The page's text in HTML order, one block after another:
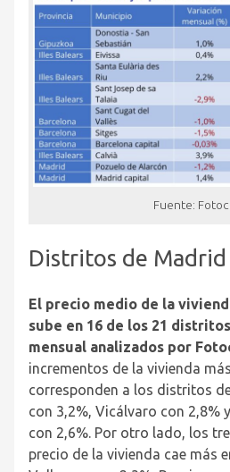
Fuente:
Distritos de Madrid
El precio medio de la
sube en 16 de los 21
mensual analizados por
incrementos de la vivienda
corresponden a los distritos
con 3,2%, Vicálvaro con 2,8%
con 2,6%. Por otro lado, los
precio de la vivienda cae más